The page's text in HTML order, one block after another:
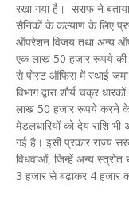
रखा गया है। सराफ ने बताया
सैनिकों के कल्याण के लिए
ऑपरेशन विजय तथा अन्य
एक लाख 50 हजार रूपये की
से पोस्ट ऑफिस में स्थाई जमा
विभाग द्वारा शौर्य चक्र
लाख 50 हजार रूपये करने के
मेडलधारियों को देय राशि
गई है। इसी प्रकार राज्य
विधवाओं, जिन्हें अन्य स्त्रोत
3 हजार से बढ़ाकर 4 हजार